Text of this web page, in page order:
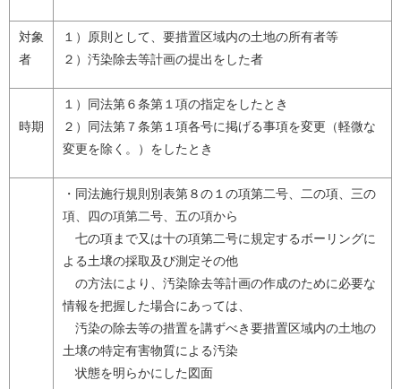
対象
者
１）原則として、要措置区域内の土地の所有者等
２）汚染除去等計画の提出をした者
時期
１）同法第６条第１項の指定をしたとき
２）同法第７条第１項各号に掲げる事項を変更（軽微な
変更を除く。）をしたとき
・同法施行規則別表第８の１の項第二号、二の項、三の
項、四の項第二号、五の項から
七の項まで又は十の項第二号に規定するボーリングに
よる土壌の採取及び測定その他
の方法により、汚染除去等計画の作成のために必要な
情報を把握した場合にあっては、
汚染の除去等の措置を講ずべき要措置区域内の土地の
土壌の特定有害物質による汚染
状態を明らかにした図面